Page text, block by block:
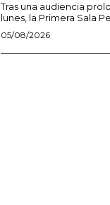
Tras una audiencia
lunes, la Primera Sala
05/08/2026